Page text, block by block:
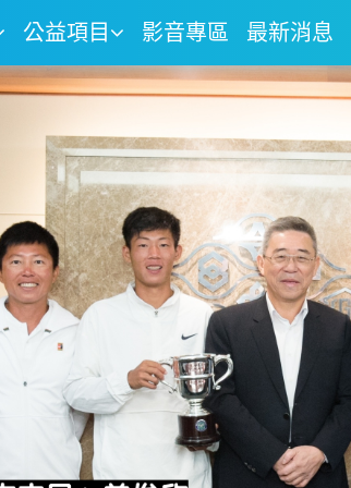
公益項目 影音專區 最新消息